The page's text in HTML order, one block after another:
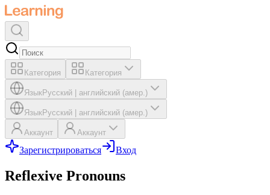
Категория Категория
ЯзыкРусский английский (амер.)
ЯзыкРусский английский (амер.)
Аккаунт Аккаунт
Зарегистрироваться Вход
Reflexive Pronouns